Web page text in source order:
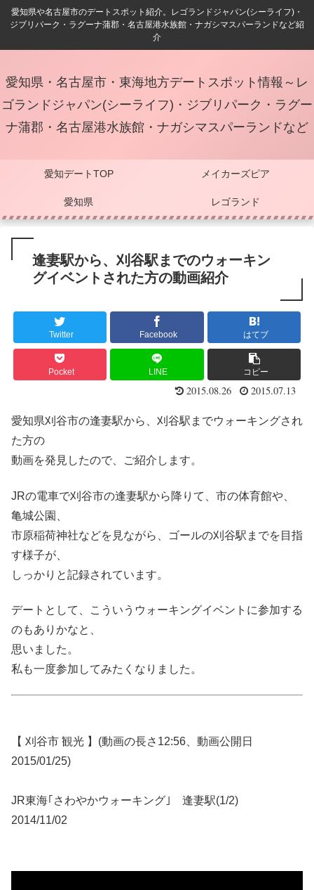
愛知県や名古屋市のデートスポット紹介。レゴランドジャパン(シーライフ)・
ジブリパーク・ラグーナ蒲郡・名古屋港水族館・ナガシマスパーランドなど紹
介
愛知県・名古屋市・東海地方デートスポット情報～レ
ゴランドジャパン(シーライフ)・ジブリパーク・ラグー
ナ蒲郡・名古屋港水族館・ナガシマスパーランドなど
愛知デートTOP メイカーズピア
愛知県 レゴランド
逢妻駅から、刈谷駅までのウォーキン
グイベントされた方の動画紹介
Twitter Facebook はてブ
Pocket LINE コピー
2015.08.26 2015.07.13
愛知県刈谷市の逢妻駅から、刈谷駅までウォーキングされ
た方の
動画を発見したので、ご紹介します。
JRの電車で刈谷市の逢妻駅から降りて、市の体育館や、
亀城公園、
市原稲荷神社などを見ながら、ゴールの刈谷駅までを目指
す様子が、
しっかりと記録されています。
デートとして、こういうウォーキングイベントに参加する
のもありかなと、
思いました。
私も一度参加してみたくなりました。
【 刈谷市 観光 】(動画の長さ12:56、動画公開日
2015/01/25)
JR東海｢さわやかウォーキング｣ 逢妻駅(1/2)
2014/11/02